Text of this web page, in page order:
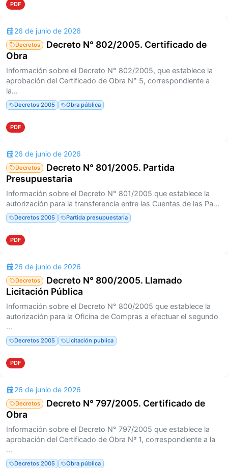
PDF
26 de junio de 2026
Decretos
Decreto N° 802/2005. Certificado de
Obra
Información sobre el Decreto N° 802/2005, que establece la
aprobación del Certificado de Obra N° 5, correspondiente a
la...
Decretos 2005 Obra pública
PDF
26 de junio de 2026
Decretos
Decreto N° 801/2005. Partida
Presupuestaria
Información sobre el Decreto N° 801/2005 que establece la
autorización para la transferencia entre las Cuentas de las Pa...
Decretos 2005 Partida presupuestaria
PDF
26 de junio de 2026
Decretos
Decreto N° 800/2005. Llamado
Licitación Pública
Información sobre el Decreto N° 800/2005 que establece la
autorización para la Oficina de Compras a efectuar el segundo
...
Decretos 2005 Licitación publica
PDF
26 de junio de 2026
Decretos
Decreto N° 797/2005. Certificado de
Obra
Información sobre el Decreto N° 797/2005 que establece la
aprobación del Certificado de Obra Nº 1, correspondiente a la
...
Decretos 2005 Obra pública